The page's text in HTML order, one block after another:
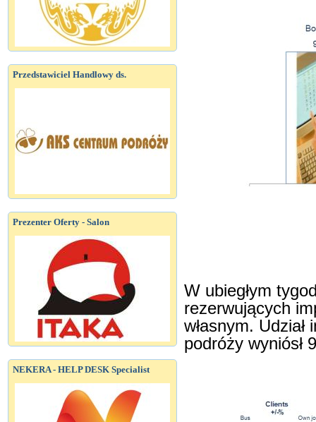
Przedstawiciel Handlowy ds.
Prezenter Oferty - Salon
NEKERA - HELP DESK Specialist
W ubiegłym
rezerwujących
własnym.
podróży wyniósł